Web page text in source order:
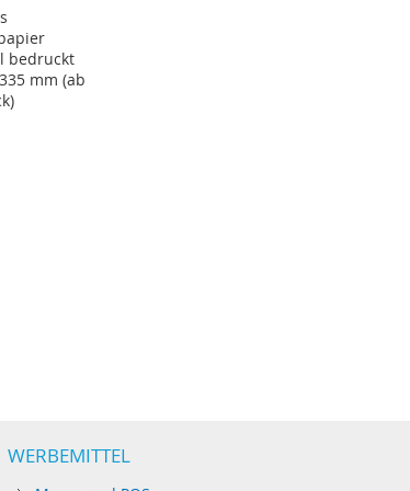
bedruckt
mm (ab
WERBEMITTEL